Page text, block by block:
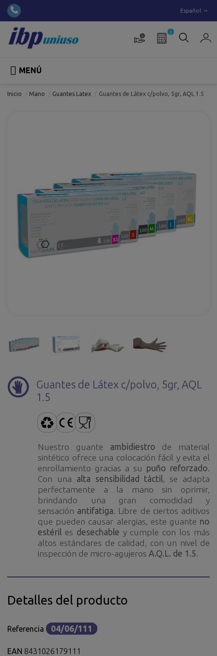
Español
0
 MENÚ
Inicio Mano Guantes Latex Guantes de Látex c/polvo, 5gr, AQL 1.5
Guantes de Látex c/polvo, 5gr, AQL
1.5
Nuestro guante ambidiestro de material
sintético ofrece una colocación fácil y evita el
enrollamiento gracias a su puño reforzado.
Con una alta sensibilidad táctil, se adapta
perfectamente a la mano sin oprimir,
brindando una gran comodidad y
sensación antifatiga. Libre de ciertos aditivos
que pueden causar alergias, este guante no
estéril es desechable y cumple con los más
altos estándares de calidad, con un nivel de
inspección de micro-agujeros A.Q.L. de 1.5.
Detalles del producto
Referencia 04/06/111
EAN 8431026179111